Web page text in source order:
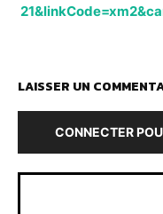
LAISSER UN
CONNECTER